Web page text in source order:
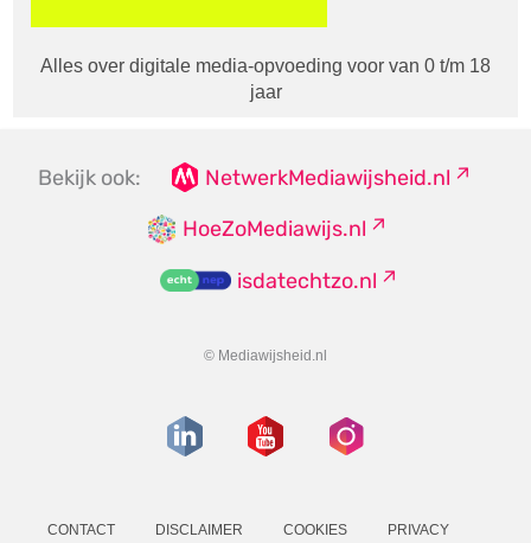
Alles over digitale media-opvoeding voor van 0 t/m 18
jaar
Bekijk ook:
NetwerkMediawijsheid.nl
HoeZoMediawijs.nl
isdatechtzo.nl
© Mediawijsheid.nl
CONTACT DISCLAIMER COOKIES PRIVACY